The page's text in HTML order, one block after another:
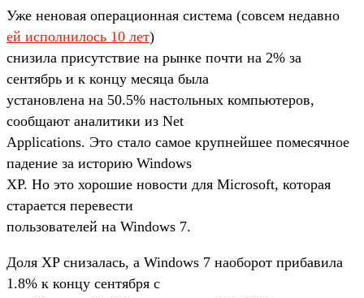
Уже неновая операционная система (совсем недавно
ей исполнилось 10 лет)
снизила присутствие на рынке почти на 2% за
сентябрь и к концу месяца была
установлена на 50.5% настольных компьютеров,
сообщают аналитики из Net
Applications. Это стало самое крупнейшее помесячное
падение за историю Windows
XP. Но это хорошие новости для Microsoft, которая
старается перевести
пользователей на Windows 7.
Доля XP снизалась, а Windows 7 наоборот прибавила
1.8% к концу сентября с